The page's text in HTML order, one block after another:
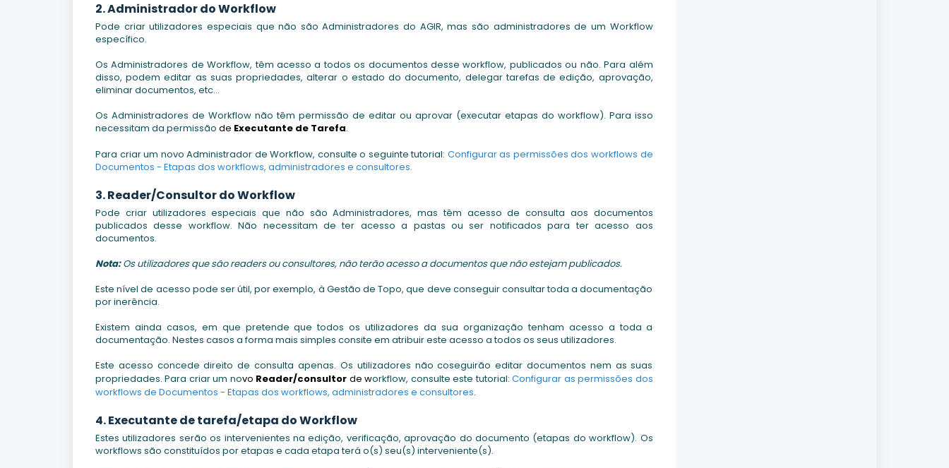
2. Administrador do Workflow
Pode criar utilizadores especiais que não são Administradores do AGIR, mas são administradores de um Workflow
específico.
Os Administradores de Workflow, têm acesso a todos os documentos desse workflow, publicados ou não. Para além
disso, podem editar as suas propriedades, alterar o estado do documento, delegar tarefas de edição, aprovação,
eliminar documentos, etc...
Os Administradores de Workflow não têm permissão de editar ou aprovar (executar etapas do workflow). Para isso
necessitam da permissão de Executante de Tarefa.
Para criar um novo Administrador de Workflow, consulte o seguinte tutorial: Configurar as permissões dos workflows de
Documentos - Etapas dos workflows, administradores e consultores.
3. Reader/Consultor do Workflow
Pode criar utilizadores especiais que não são Administradores, mas têm acesso de consulta aos documentos
publicados desse workflow. Não necessitam de ter acesso a pastas ou ser notificados para ter acesso aos
documentos.
Nota:Os utilizadores que são readers ou consultores, não terão acesso a documentos que não estejam publicados.
Este nível de acesso pode ser útil, por exemplo, à Gestão de Topo, que deve conseguir consultar toda a documentação
por inerência.
Existem ainda casos, em que pretende que todos os utilizadores da sua organização tenham acesso a toda a
documentação. Nestes casos a forma mais simples consite em atribuir este acesso a todos os seus utilizadores.
Este acesso concede direito de consulta apenas. Os utilizadores não coseguirão editar documentos nem as suas
propriedades. Para criar um novo Reader/consultor de workflow, consulte este tutorial:Configurar as permissões dos
workflows de Documentos - Etapas dos workflows, administradores e consultores.
4. Executante de tarefa/etapa do Workflow
Estes utilizadores serão os intervenientes na edição, verificação, aprovação do documento (etapas do workflow). Os
workflows são constituídos por etapas e cada etapa terá o(s) seu(s) interveniente(s).